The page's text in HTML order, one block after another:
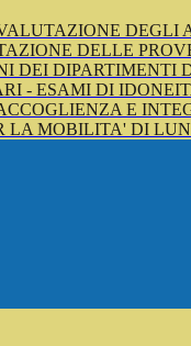
DEGLI
DELLE
DEI DIPARTIMENTI
- ESAMI DI
E
LA MOBILITA' DI